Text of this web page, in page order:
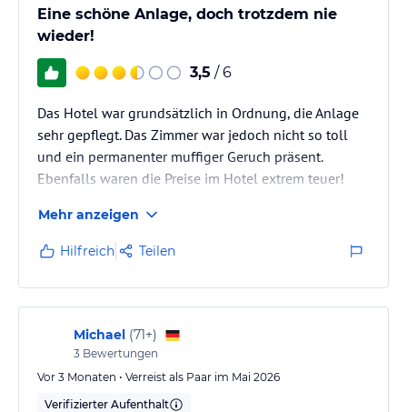
Eine schöne Anlage, doch trotzdem nie
wieder!
3,5 / 6
Das Hotel war grundsätzlich in Ordnung, die Anlage
sehr gepflegt. Das Zimmer war jedoch nicht so toll
und ein permanenter muffiger Geruch präsent.
Ebenfalls waren die Preise im Hotel extrem teuer!
sportliche 12,40€! Eine Frechheit in meinen Augen!
Und was mich wirklich fassungslos machte, ist, dass
ich mein dünnes großes Tuch, was ich mit Klammern
am Sonnenschirm befestigt hatte, abmachen musste.
Das ist nicht erwünscht! Das heißt, man soll sich
lieber die Haut verbrennen,…
Mehr anzeigen
Hilfreich Teilen
Michael (71+)
3 Bewertungen
Vor 3 Monaten • Verreist als Paar im Mai 2026
Verifizierter Aufenthalt